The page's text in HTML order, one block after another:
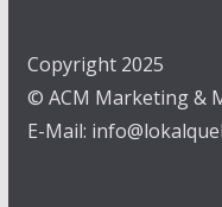
Copyright 2025
© ACM Marketing &
E-Mail: